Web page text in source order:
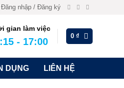
Đăng nhập / Đăng ký
gian làm việc
- 17:00 0₫
DỤNG LIÊN HỆ